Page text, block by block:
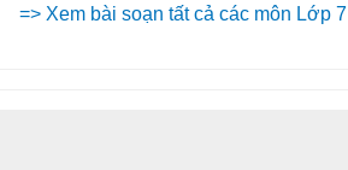
=> Xem bài soạn tất cả các môn Lớp 7